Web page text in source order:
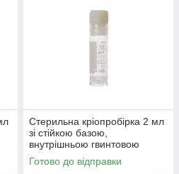
Стерильна кріопробірка 2 мл
зі стійкою базою,
внутрішньою гвинтовою
кришкою та штрих-кодом (50
шт/пак)
Готово до відправки